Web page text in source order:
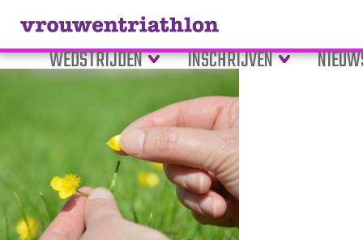
WEDSTRIJDEN INSCHRIJVEN
Tag Archive: twijfel